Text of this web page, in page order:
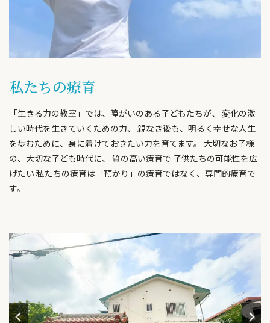
私たちの療育
「生きる力の教室」では、障がいのある子どもたちが、 変化の激
しい時代を生きていくための力、 親なき後も、明るく幸せな人生
を歩むために、身に着けておきたい力を育てます。 大切なお子様
の、大切な子ども時代に、 質の高い療育で 子供たちの可能性を広
げたい 私たちの療育は「預かり」の療育ではなく、専門的療育で
す。